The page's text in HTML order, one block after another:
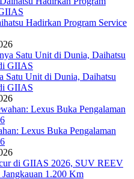
Hadirkan Program Service
Satu Unit di Dunia, Daihatsu
GIIAS
Lexus Buka Pengalaman